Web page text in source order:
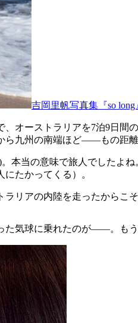
吉岡里帆写真集『so long
オーストラリアを7泊9日
九州の南端ほど――もの距離
。本当の意味で旅人でした
たかってくる）。
リアの内陸を走ったからこ
気球に乗れたのが――。も